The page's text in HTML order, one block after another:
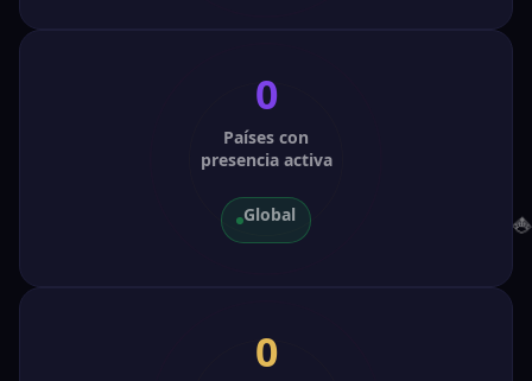
0
Países con
presencia activa
Global
0